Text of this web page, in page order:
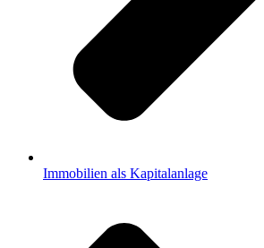
Immobilien als Kapitalanlage